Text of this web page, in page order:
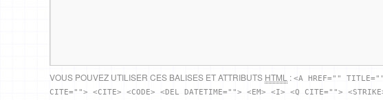
VOUS POUVEZ UTILISER CES BALISES ET ATTRIBUTS HTML : <A HREF=""
CITE=""> <CITE> <CODE> <DEL DATETIME=""> <EM> <I> <Q CITE=""> <STRIKE>